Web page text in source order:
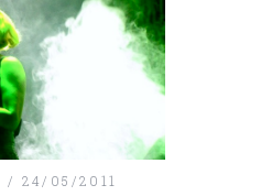
24/05/2011